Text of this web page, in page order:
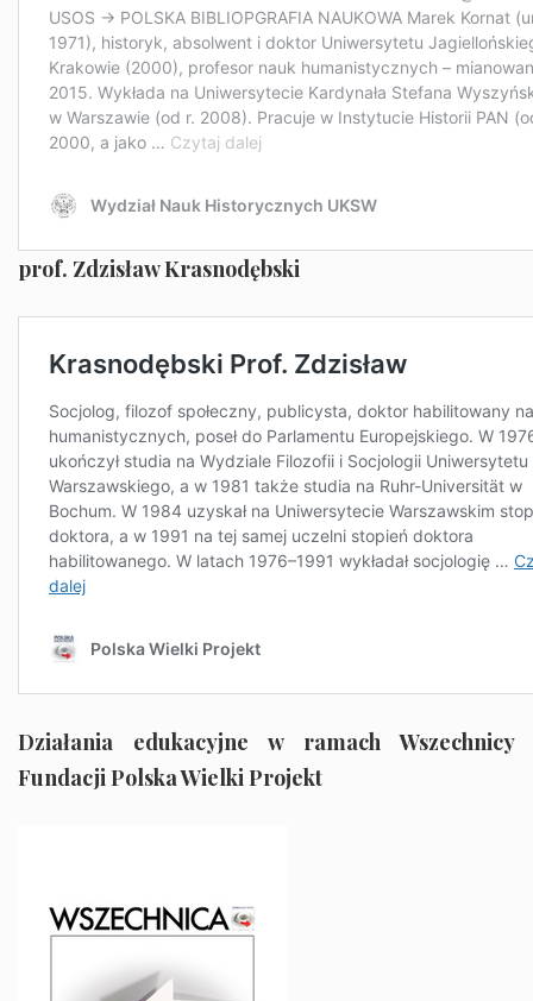
prof. Zdzisław Krasnodębski
Działania edukacyjne w ramach Wszechnicy
Fundacji Polska Wielki Projekt